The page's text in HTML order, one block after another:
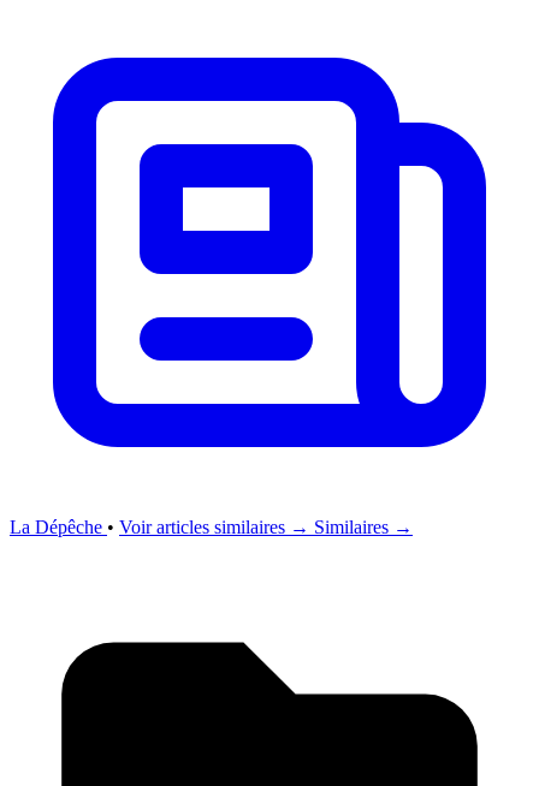
La Dépêche • Voir articles similaires → Similaires →